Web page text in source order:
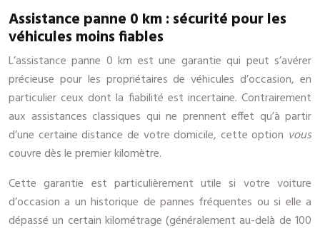
Assistance panne 0 km : sécurité pour les
véhicules moins fiables
L’assistance panne 0 km est une garantie qui peut s’avérer
précieuse pour les propriétaires de véhicules d’occasion, en
particulier ceux dont la fiabilité est incertaine. Contrairement
aux assistances classiques qui ne prennent effet qu’à partir
d’une certaine distance de votre domicile, cette option vous
couvre dès le premier kilomètre.
Cette garantie est particulièrement utile si votre voiture
d’occasion a un historique de pannes fréquentes ou si elle a
dépassé un certain kilométrage (généralement au-delà de 100